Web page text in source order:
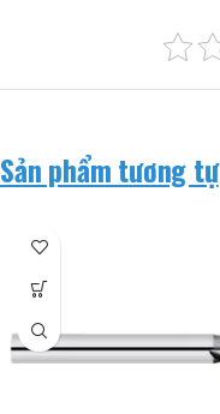
Sản phẩm tương tự